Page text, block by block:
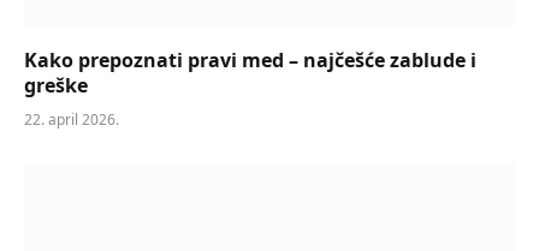
Kako prepoznati pravi med – najčešće zablude i
greške
22. april 2026.